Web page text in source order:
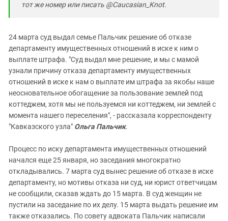
тот же номер или писать @Caucasian_Knot.
24 марта суд выдал семье Пальчик решение об отказе
департаменту имущественных отношений в иске к ним о
выплате штрафа. "Суд выдал мне решение, и мы с мамой
узнали причину отказа департаменту имущественных
отношений в иске к нам о выплате им штрафа за якобы наше
неосновательное обогащение за пользование землей под
коттеджем, хотя мы не пользуемся ни коттеджем, ни землей с
момента нашего переселения", - рассказала корреспонденту
"Кавказского узла" Ольга Пальчик.
Процесс по иску департамента имущественных отношений
начался еще 25 января, но заседания многократно
откладывались. 7 марта суд вынес решение об отказе в иске
департаменту, но мотивы отказа ни суд, ни юрист ответчицам
не сообщили, сказав ждать до 15 марта. В суд женщин не
пустили на заседание по их делу. 15 марта выдать решение им
также отказались. По совету адвоката Пальчик написали